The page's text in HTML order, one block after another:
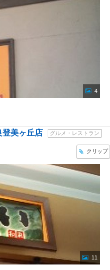
4
登美ヶ丘店 グルメ・レストラン
クリップ
11